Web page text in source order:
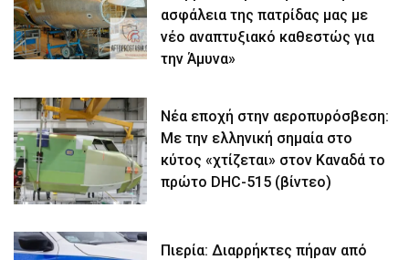
ασφάλεια της πατρίδας μας με
νέο αναπτυξιακό καθεστώς για
την Άμυνα»
Νέα εποχή στην αεροπυρόσβεση:
Με την ελληνική σημαία στο
κύτος «χτίζεται» στον Καναδά το
πρώτο DHC-515 (βίντεο)
Πιερία: Διαρρήκτες πήραν από